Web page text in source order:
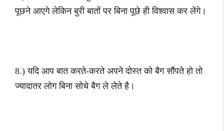
पूछने आएगे लेकिन बुरी बातों पर बिना पूछे ही विश्वास कर लेंगे।
8.) यदि आप बात करते-करते अपने दोस्त को बैग सौंपते हो तो
ज्यादातर लोग बिना सोचे बैग ले लेते है।